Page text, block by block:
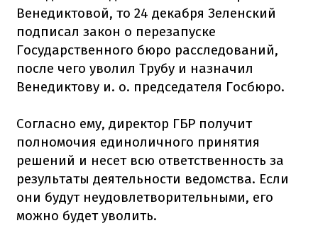
Венедиктовой, то 24 декабря Зеленский
подписал закон о перезапуске
Государственного бюро расследований,
после чего уволил Трубу и назначил
Венедиктову и. о. председателя Госбюро.
Согласно ему, директор ГБР получит
полномочия единоличного принятия
решений и несет всю ответственность за
результаты деятельности ведомства. Если
они будут неудовлетворительными, его
можно будет уволить.